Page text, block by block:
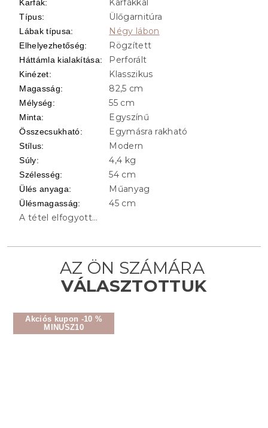
Akciós kupon -10 %
MINUSZ10
Karfák: Karfákkal
Típus: Ülőgarnitúra
Lábak típusa: Négy lábon
Elhelyezhetőség: Rögzített
Háttámla kialakítása: Perforált
Kinézet: Klasszikus
Magasság: 82,5 cm
Mélység: 55 cm
Minta: Egyszínű
Összecsukható: Egymásra rakható
Stílus: Modern
Súly: 4,4 kg
Szélesség: 54 cm
Ülés anyaga: Műanyag
Ülésmagasság:
45 cm
A tétel elfogyott…